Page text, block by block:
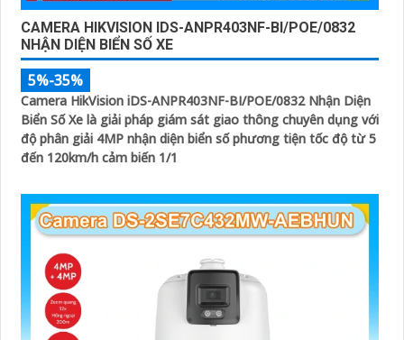
CAMERA HIKVISION IDS-ANPR403NF-BI/POE/0832
NHẬN DIỆN BIỂN SỐ XE
5%-35%
Camera HikVision iDS-ANPR403NF-BI/POE/0832 Nhận Diện
Biển Số Xe là giải pháp giám sát giao thông chuyên dụng với
độ phân giải 4MP nhận diện biển số phương tiện tốc độ từ 5
đến 120km/h cảm biến 1/1